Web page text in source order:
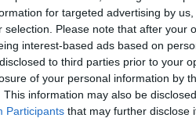
for targeted advertising by
selection. Please note that after your
interest-based ads based on
to third parties prior to your
of your personal information by
This information may also be
Participants that may further disclose
της, η Μαρία Καρυστιανού
κινήματος, όπως το
την ελπίδα».
ότι η επίσημη ονομασία